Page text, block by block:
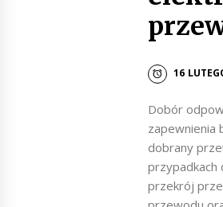
16
Dobór
zapewnienia
dobrany
przypadkach
przekrój